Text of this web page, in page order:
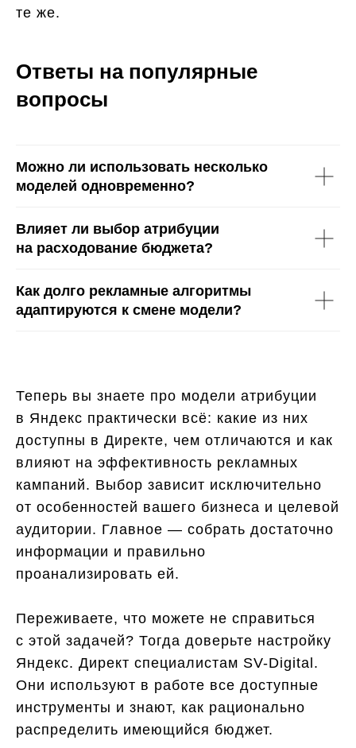
те же.
Ответы на популярные
вопросы
Можно ли использовать несколько
моделей одновременно?
Влияет ли выбор атрибуции
на расходование бюджета?
Как долго рекламные алгоритмы
адаптируются к смене модели?
Теперь вы знаете про модели атрибуции
в Яндекс практически всё: какие из них
доступны в Директе, чем отличаются и как
влияют на эффективность рекламных
кампаний. Выбор зависит исключительно
от особенностей вашего бизнеса и целевой
аудитории. Главное — собрать достаточно
информации и правильно
проанализировать ей.
Переживаете, что можете не справиться
с этой задачей? Тогда доверьте настройку
Яндекс. Директ специалистам SV-Digital.
Они используют в работе все доступные
инструменты и знают, как рационально
распределить имеющийся бюджет.